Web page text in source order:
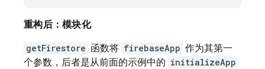
重构后：模块化
getFirestore 函数将 firebaseApp 作为其第一
个参数，后者是从前面的示例中的 initializeApp